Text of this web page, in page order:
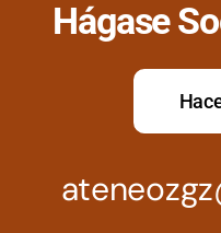
Hágase